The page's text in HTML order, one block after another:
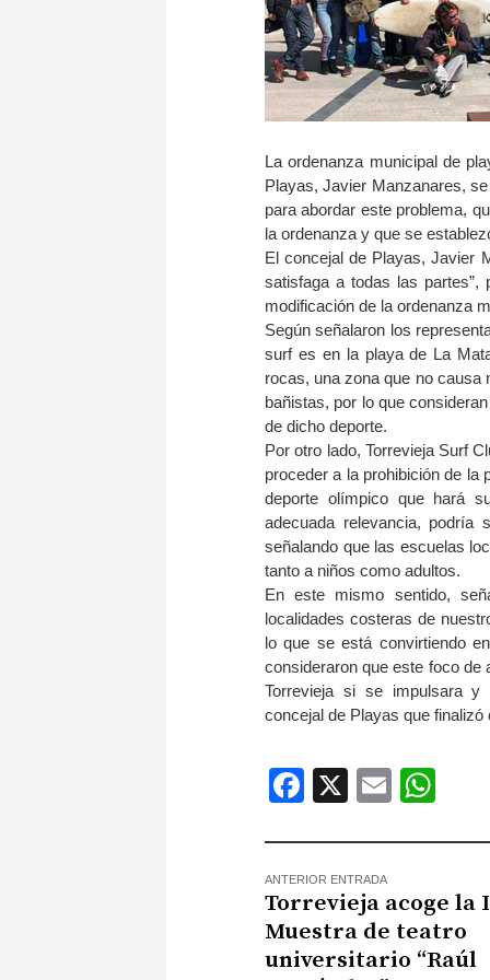
La ordenanza municipal de
Playas, Javier Manzanares,
para abordar este problema,
la ordenanza y que se
El concejal de Playas, Javier
satisfaga a todas las partes”,
modificación de la ordenanza
Según señalaron los
surf es en la playa de La
rocas, una zona que no causa
bañistas, por lo que
de dicho deporte.
Por otro lado, Torrevieja Surf
proceder a la prohibición de la
deporte olímpico que hará
adecuada relevancia,
señalando que las escuelas
tanto a niños como adultos.
En este mismo sentido,
localidades costeras de
lo que se está convirtiendo
consideraron que este foco de
Torrevieja si se impulsara y
concejal de Playas que
Facebook
X Email
ANTERIOR ENTRADA
Torrevieja acoge la I
Muestra de teatro
universitario “Raúl